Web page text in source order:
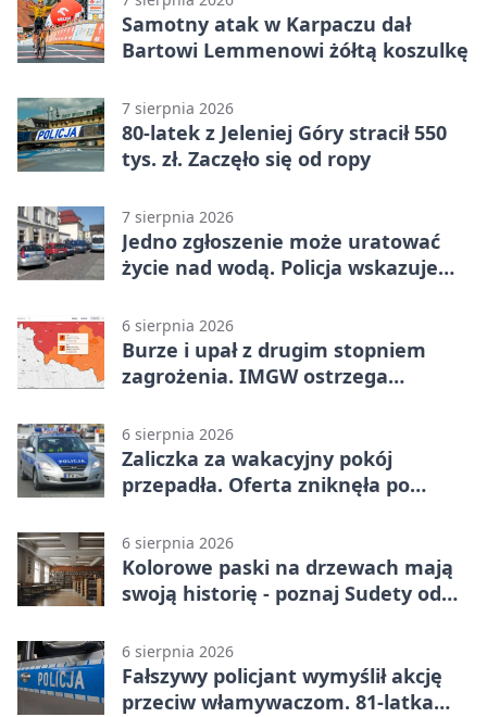
Samotny atak w Karpaczu dał
Bartowi Lemmenowi żółtą koszulkę
7 sierpnia 2026
80-latek z Jeleniej Góry stracił 550
tys. zł. Zaczęło się od ropy
7 sierpnia 2026
Jedno zgłoszenie może uratować
życie nad wodą. Policja wskazuje
6 sierpnia 2026
Burze i upał z drugim stopniem
zagrożenia. IMGW ostrzega
6 sierpnia 2026
Zaliczka za wakacyjny pokój
przepadła. Oferta zniknęła po
6 sierpnia 2026
Kolorowe paski na drzewach mają
swoją historię - poznaj Sudety od
6 sierpnia 2026
Fałszywy policjant wymyślił akcję
przeciw włamywaczom. 81-latka